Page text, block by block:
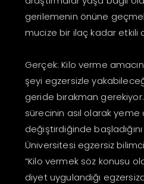
gerilemenin önüne
mucize bir ilaç kadar etkili
Gerçek: Kilo verme
şeyi egzersizle
geride bırakman
sürecinin asıl olarak yeme
değiştirdiğinde
Üniversitesi egzersiz
“Kilo vermek söz konusu
diyet uygulandığı